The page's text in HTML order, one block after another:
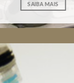
SAIBA MAIS